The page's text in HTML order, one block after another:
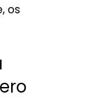
os